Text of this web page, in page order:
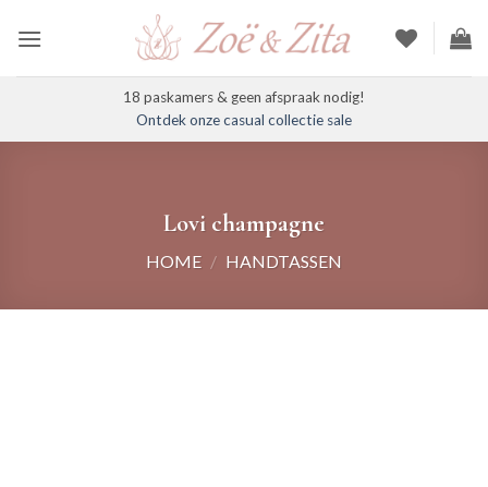
naar
18 paskamers & geen afspraak nodig!
Ontdek onze casual collectie sale
Lovi champagne
HOME / HANDTASSEN